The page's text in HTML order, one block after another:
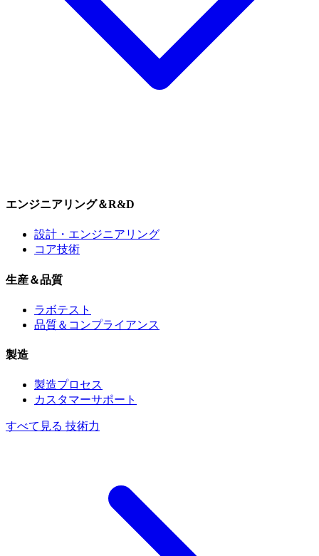
エンジニアリング＆R&D
設計・エンジニアリング
コア技術
生産＆品質
ラボテスト
品質＆コンプライアンス
製造
製造プロセス
カスタマーサポート
すべて見る 技術力